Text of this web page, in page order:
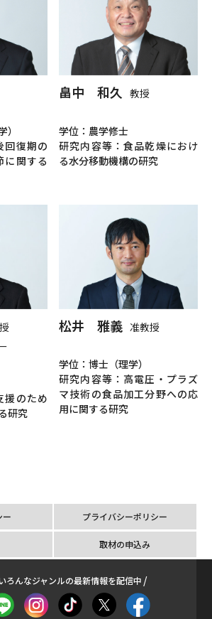
回復期の
に関する
畠中 和久 教授
学位：農学修士
研究内容等：食品乾燥におけ
る水分移動機構の研究
援のため
研究
松井 雅義 准教授
学位：博士（理学）
研究内容等：高電圧・プラズ
マ技術の食品加工分野への応
用に関する研究
ー プライバシーポリシー
取材の申込み
ろんなジャンルの最新情報を配信中